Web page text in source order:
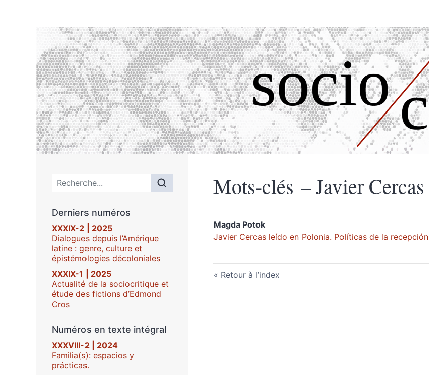
Menu principal
Derniers numéros
XXXIX-2 | 2025
Dialogues depuis l’Amérique
latine : genre, culture et
épistémologies décoloniales
XXXIX-1 | 2025
Actualité de la sociocritique et
étude des fictions d’Edmond
Cros
Numéros en texte intégral
XXXVIII-2 | 2024
Familia(s): espacios y
prácticas.
Mots-clés – Javier Cercas
Magda Potok
Javier Cercas leído en Polonia. Políticas de la recepción
Retour à l’index